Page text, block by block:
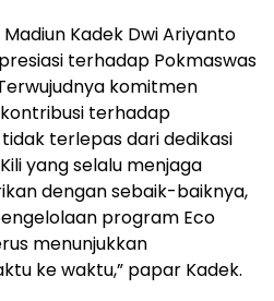
Kadek Dwi Ariyanto
terhadap Pokmaswas
komitmen
terhadap
terlepas dari dedikasi
yang selalu menjaga
dengan sebaik-baiknya,
program Eco
menunjukkan
ke waktu,” papar Kadek.